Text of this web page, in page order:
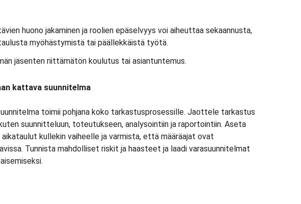
huono jakaminen ja roolien epäselvyys voi aiheuttaa sekaannusta,
myöhästymistä tai päällekkäistä työtä.
jäsenten riittämätön koulutus tai asiantuntemus.
kattava suunnitelma
toimii pohjana koko tarkastusprosessille. Jaottele tarkastus
suunnitteluun, toteutukseen, analysointiin ja raportointiin. Aseta
kullekin vaiheelle ja varmista, että määräajat ovat
Tunnista mahdolliset riskit ja haasteet ja laadi varasuunnitelmat